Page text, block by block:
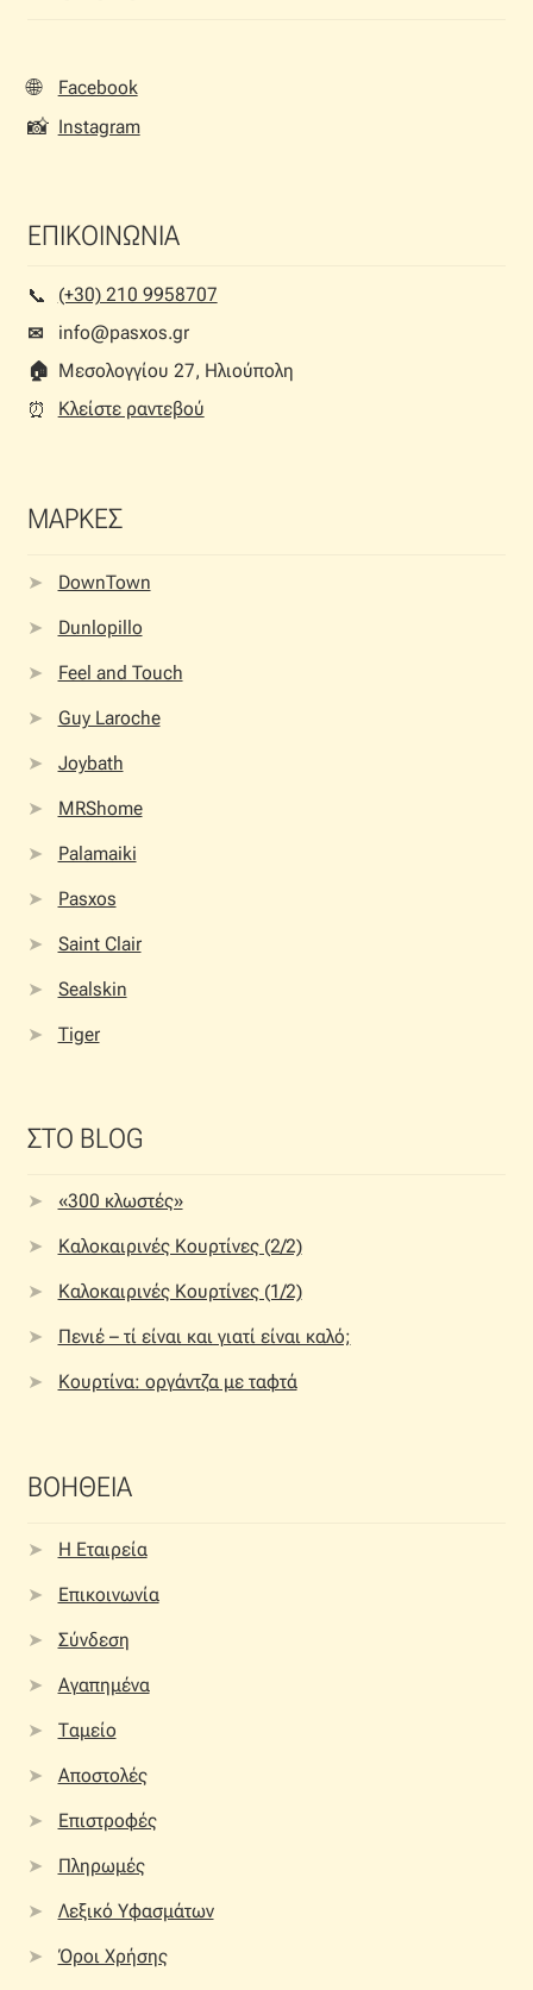
🌐 Facebook
📸 Instagram
ΕΠΙΚΟΙΝΩΝΙΑ
📞︎
(+30) 210 9958707
✉
info@pasxos.gr
🏠︎ Μεσολογγίου 27, Ηλιούπολη
⏰︎
Κλείστε ραντεβού
ΜΑΡΚΕΣ
DownTown
Dunlopillo
Feel and Touch
Guy Laroche
Joybath
MRShome
Palamaiki
Pasxos
Saint Clair
Sealskin
Tiger
ΣΤΟ BLOG
«300 κλωστές»
Καλοκαιρινές Κουρτίνες (2/2)
Καλοκαιρινές Κουρτίνες (1/2)
Πενιέ – τί είναι και γιατί είναι καλό;
Κουρτίνα: οργάντζα με ταφτά
ΒΟΗΘΕΙΑ
Η Εταιρεία
Επικοινωνία
Σύνδεση
Αγαπημένα
Ταμείο
Αποστολές
Επιστροφές
Πληρωμές
Λεξικό Υφασμάτων
Όροι Χρήσης